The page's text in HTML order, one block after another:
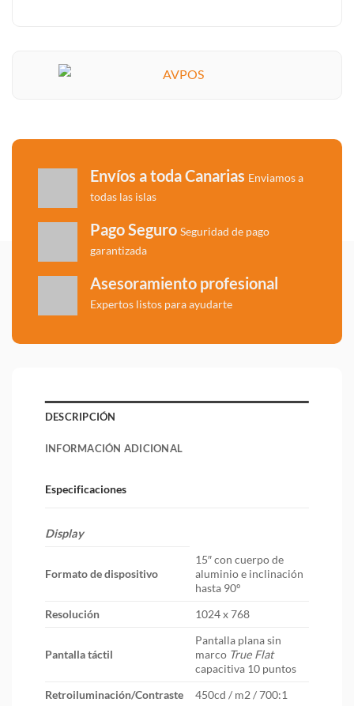
Envíos a toda Canarias Enviamos a
todas las islas
Pago SeguroSeguridad de pago
garantizada
Asesoramiento profesional
Expertos listos para ayudarte
DESCRIPCIÓN
INFORMACIÓN ADICIONAL
Especificaciones
Display
Formato de dispositivo
15″ con cuerpo de
aluminio e inclinación
hasta 90º
Resolución
1024 x 768
Pantalla táctil
Pantalla plana sin
marco True Flat
capacitiva 10 puntos
Retroiluminación/Contraste
450cd / m2 / 700:1